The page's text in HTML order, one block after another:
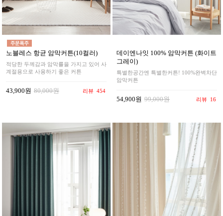
노블레스 항균 암막커튼(10컬러)
적당한 두께감과 암막률을 가지고 있어 사
계절용으로 사용하기 좋은 커튼
43,900원 80,000원 리뷰 454
데이엔나잇 100% 암막커튼 (화이트
그레이)
특별한공간엔 특별한커튼! 100%완벽차단
암막커튼
54,900원 99,000원 리뷰 16